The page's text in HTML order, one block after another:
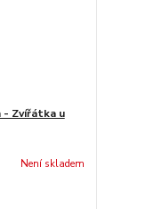
- Zvířátka u
Není skladem